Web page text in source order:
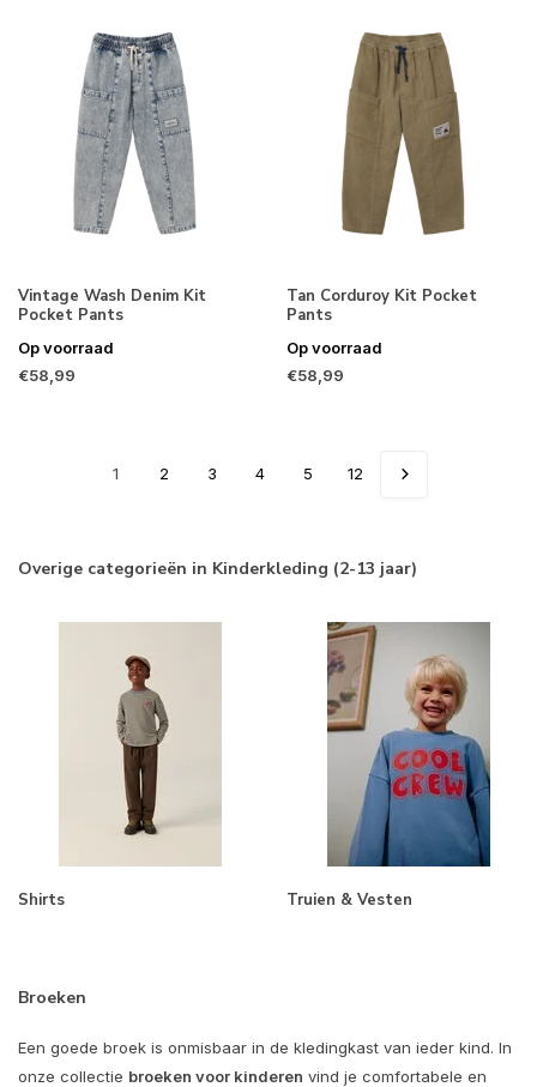
Vintage Wash Denim Kit
Pocket Pants
Op voorraad
€58,99
Tan Corduroy Kit Pocket
Pants
Op voorraad
€58,99
1 2 3 4 5 12
Overige categorieën in Kinderkleding (2-13 jaar)
Shirts Truien & Vesten
Broeken
Een goede broek is onmisbaar in de kledingkast van ieder kind. In
onze collectie broeken voor kinderen vind je comfortabele en